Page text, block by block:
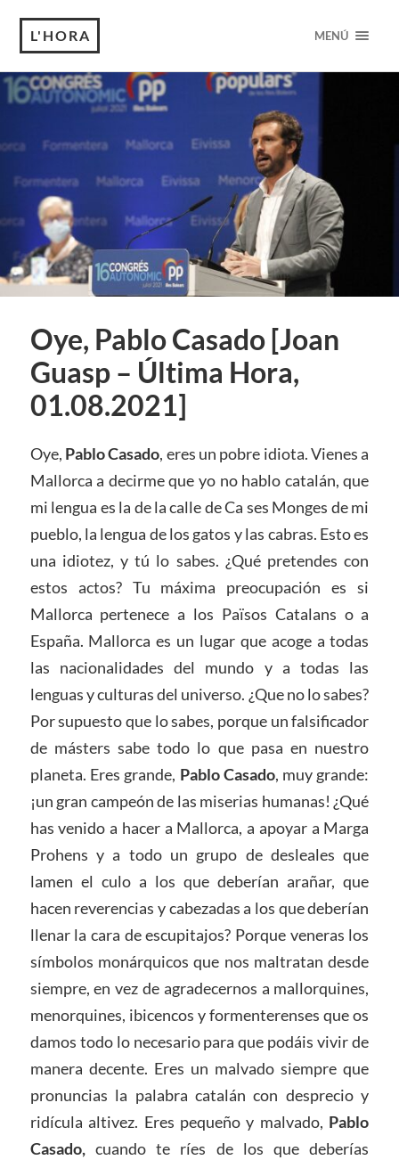
L'HORA MENÚ
Oye, Pablo Casado [Joan
Guasp – Última Hora,
01.08.2021]
Oye, Pablo Casado, eres un pobre idiota. Vienes a
Mallorca a decirme que yo no hablo catalán, que
mi lengua es la de la calle de Ca ses Monges de mi
pueblo, la lengua de los gatos y las cabras. Esto es
una idiotez, y tú lo sabes. ¿Qué pretendes con
estos actos? Tu máxima preocupación es si
Mallorca pertenece a los Països Catalans o a
España. Mallorca es un lugar que acoge a todas
las nacionalidades del mundo y a todas las
lenguas y culturas del universo. ¿Que no lo sabes?
Por supuesto que lo sabes, porque un falsificador
de másters sabe todo lo que pasa en nuestro
planeta. Eres grande, Pablo Casado, muy grande:
¡un gran campeón de las miserias humanas! ¿Qué
has venido a hacer a Mallorca, a apoyar a Marga
Prohens y a todo un grupo de desleales que
lamen el culo a los que deberían arañar, que
hacen reverencias y cabezadas a los que deberían
llenar la cara de escupitajos? Porque veneras los
símbolos monárquicos que nos maltratan desde
siempre, en vez de agradecernos a mallorquines,
menorquines, ibicencos y formenterenses que os
damos todo lo necesario para que podáis vivir de
manera decente. Eres un malvado siempre que
pronuncias la palabra catalán con desprecio y
ridícula altivez. Eres pequeño y malvado, Pablo
Casado,cuando te ríes de los que deberías